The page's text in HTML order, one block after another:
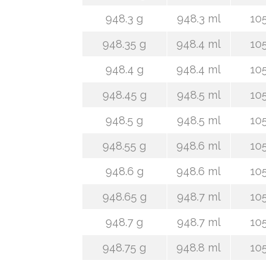
948.3 g
948.3 ml
948.35 g
948.4 ml
948.4 g
948.4 ml
948.45 g
948.5 ml
948.5 g
948.5 ml
948.55 g
948.6 ml
948.6 g
948.6 ml
948.65 g
948.7 ml
948.7 g
948.7 ml
948.75 g
948.8 ml